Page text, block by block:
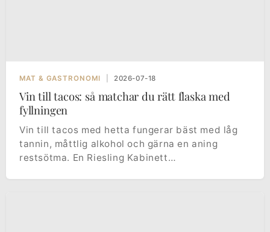
MAT & GASTRONOMI 2026-07-18
Vin till tacos: så matchar du rätt flaska med
fyllningen
Vin till tacos med hetta fungerar bäst med låg
tannin, måttlig alkohol och gärna en aning
restsötma. En Riesling Kabinett…